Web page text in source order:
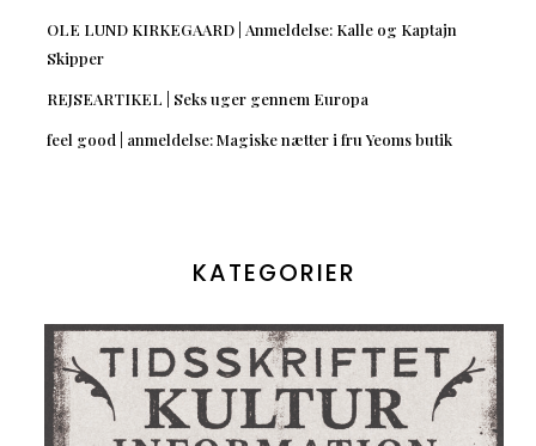
OLE LUND KIRKEGAARD | Anmeldelse: Kalle og Kaptajn
Skipper
REJSEARTIKEL | Seks uger gennem Europa
feel good | anmeldelse: Magiske nætter i fru Yeoms butik
KATEGORIER